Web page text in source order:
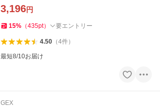
3,196円
15% （435pt） 要エントリー
4.50（4件）
最短8/10お届け
GEX